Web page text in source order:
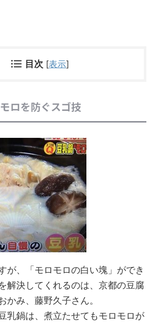
目次 [表示]
ロを防ぐスゴ技
が、「モロモロの白い塊」ができ
解決してくれるのは、京都の豆腐
かみ、藤野久子さん。
乳鍋は、煮立たせてもモロモロが